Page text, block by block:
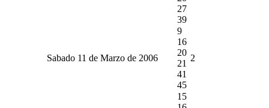
27
39
Sabado 11 de Marzo de 2006
9
16
20
21
41
45
2
15